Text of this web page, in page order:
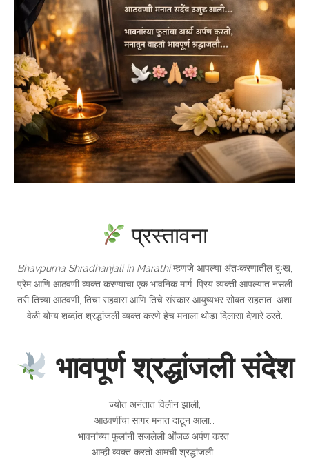
प्रस्तावना
Bhavpurna Shradhanjali in Marathiम्हणजे आपल्या अंतःकरणातील दुःख,
प्रेम आणि आठवणी व्यक्त करण्याचा एक भावनिक मार्ग. प्रिय व्यक्ती आपल्यात नसली
तरी तिच्या आठवणी, तिचा सहवास आणि तिचे संस्कार आयुष्यभर सोबत राहतात. अशा
वेळी योग्य शब्दांत श्रद्धांजली व्यक्त करणे हेच मनाला थोडा दिलासा देणारे ठरते.
भावपूर्ण श्रद्धांजली संदेश
ज्योत अनंतात विलीन झाली,
आठवणींचा सागर मनात दाटून आला…
भावनांच्या फुलांनी सजलेली ओंजळ अर्पण करत,
आम्ही व्यक्त करतो आमची श्रद्धांजली…